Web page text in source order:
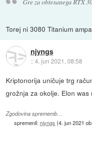
Gre za obtesanega RTX
Torej ni 3080 Titanium
njyngs
::4. jun 2021, 08:58
Kriptonorija uničuje trg
grožnja za okolje. Elon was
Zgodovina sprememb…
spremenil:njyngs (4. jun 2021